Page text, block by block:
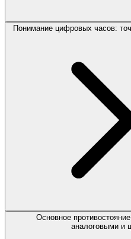
Понимание цифровых часов:
Основное
аналоговыми и